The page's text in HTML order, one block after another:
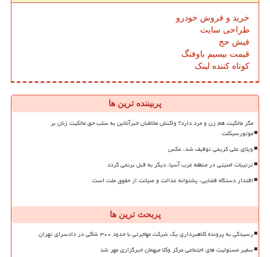
خرید و فروش خودرو
طراحی سایت
فیش حج
قیمت بیسیم باوفنگ
کوتاه کننده لینک
پربیننده ترین ها
مگر مالکیت هم زن و مرد دارد؟ واکنش مخاطبان خبرآنلاین به سلب حق مالکیت زنان بر
موتورسیکلت
ویلای علی کریمی توقیف شد، عکس
ترتیبات امنیتی در منطقه غرب آسیا، دیگر به قبل برنمی گردد
اقتدار دستگاه قضایی، پشتوانه عدالت و صیانت از حقوق ملت است
پربحث ترین ها
رسیدگی به پرونده کلاهبرداری یک شرکت مهاجرتی با حدود ۳۰۰ شاکی در دادسرای تهران
سفیر مسئولیت های اجتماعی مرکز وکلا میهمان خبرگزاری مهر شد